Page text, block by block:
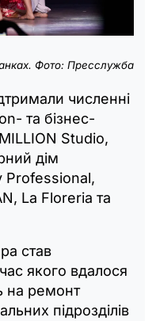
Фото: Пресслужба
численні
та бізнес-
Studio,
дім
Professional,
La Floreria та
став
якого вдалося
на ремонт
підрозділів